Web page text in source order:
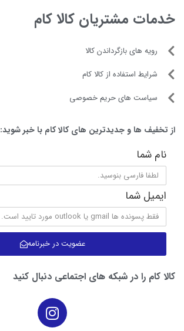
خدمات مشتریان کالا کام
رویه های بازگرداندن کالا
شرایط استفاده از کالا کام
سیاست های حریم خصوصی
از تخفیف ها و جدیدترین های کالا کام با خبر شوید:
نام شما
ایمیل شما
عضویت در خبرنامه
کالا کام را در شبکه های اجتماعی دنبال کنید